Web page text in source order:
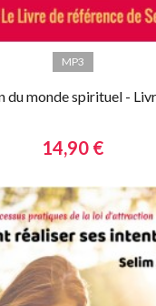
MP3
du monde spirituel -
14,90 €